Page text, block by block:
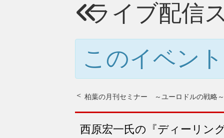
ライブ配信
このイベン
柏葉の月刊セミナー ～ユーロドルの戦略～
西原宏一氏の『ディーリン